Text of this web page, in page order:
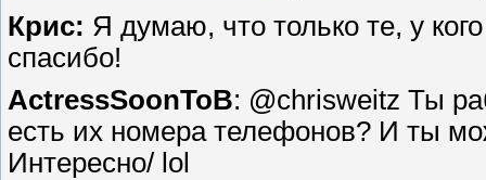
Крис: Я думаю, что только те, у
спасибо!
ActressSoonToB: @chrisweitz Ты
есть их номера телефонов? И ты
Интересно/ lol